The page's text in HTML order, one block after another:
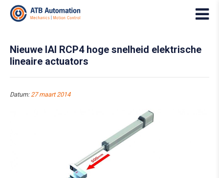
Nieuwe IAI RCP4 hoge snelheid elektrische
lineaire actuators
Datum: 27 maart 2014